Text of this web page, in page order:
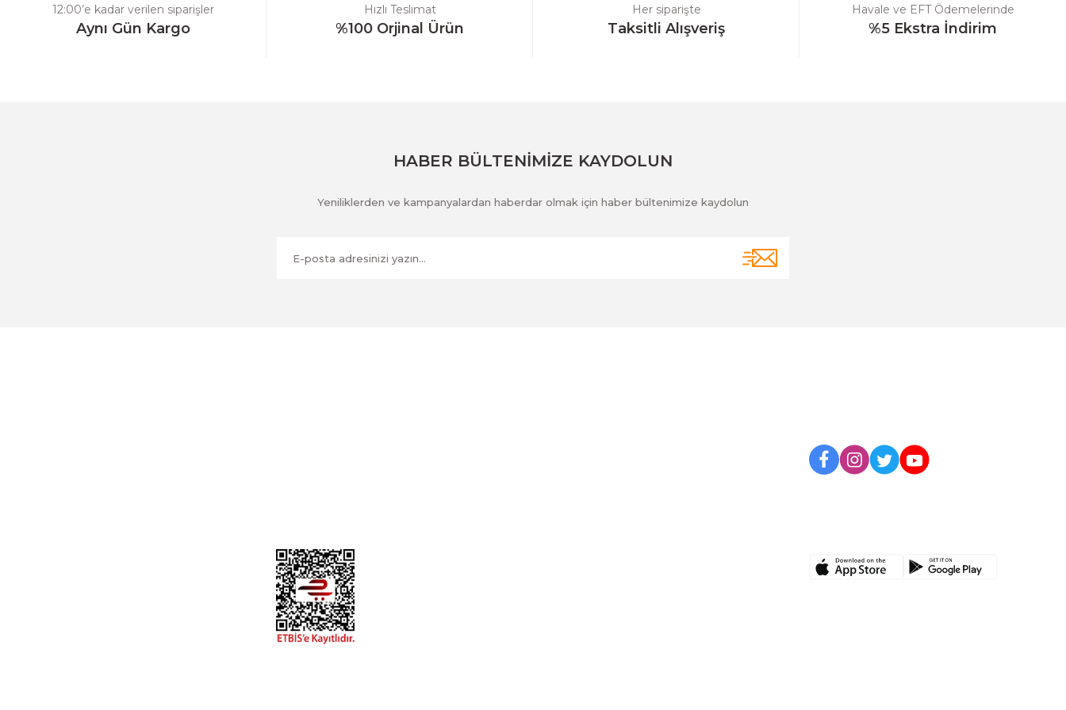
Ürün fiyatı diğer sitelerden daha pahalı.
Bu ürüne benzer farklı alternatifler olmalı.
12:00’e kadar verilen siparişler
Aynı Gün Kargo
Hızlı Teslimat
%100 Orjinal Ürün
Her siparişte
Taksitli Alışveriş
Havale ve EFT Ödemelerinde
%5 Ekstra İndirim
HABER BÜLTENİMİZE KAYDOLUN
Yeniliklerden ve kampanyalardan haberdar olmak için haber bültenimize kaydolun